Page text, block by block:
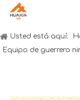
Usted está aquí:
Equipo de guerrero